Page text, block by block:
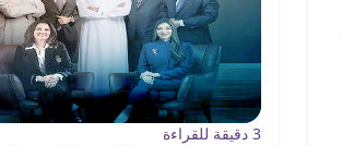
3 دقيقة للقراءة